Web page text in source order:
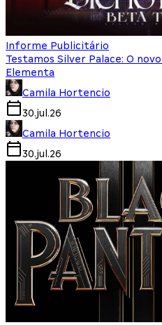
Informe Publicitário
Testamos Silver Palace: O
Elementa
Camila Hortencio
30.jul.26
Camila Hortencio
30.jul.26